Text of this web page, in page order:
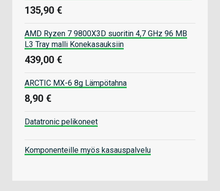
135,90 €
AMD Ryzen 7 9800X3D suoritin 4,7 GHz 96 MB
L3 Tray malli Konekasauksiin
439,00 €
ARCTIC MX-6 8g Lämpötahna
8,90 €
Datatronic pelikoneet
Komponenteille myös kasauspalvelu